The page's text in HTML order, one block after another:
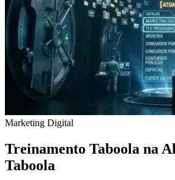
Marketing Digital
Treinamento Taboola na
Taboola